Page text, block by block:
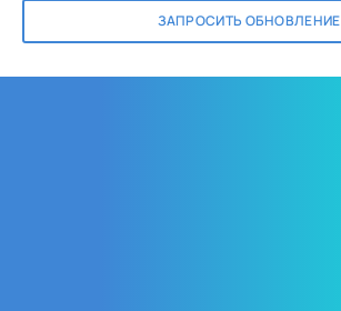
ЗАПРОСИТЬ ОБНОВЛЕНИЕ